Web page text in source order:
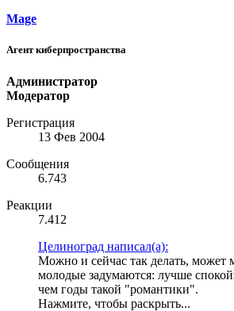
Mage
Агент киберпространства
Администратор
Модератор
Регистрация
13 Фев 2004
Сообщения
6.743
Реакции
7.412
Целиноград написал(а):
Можно и сейчас так делать, может
молодые задумаются: лучше
чем годы такой "романтики".
Нажмите, чтобы раскрыть...